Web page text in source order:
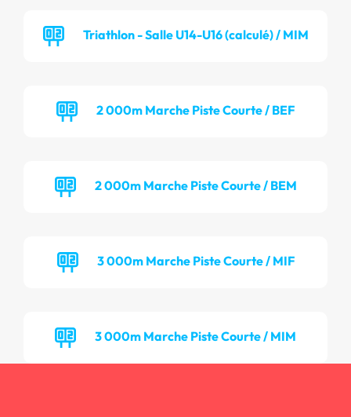
Triathlon - Salle U14-U16 (calculé) / MIM
2 000m Marche Piste Courte / BEF
2 000m Marche Piste Courte / BEM
3 000m Marche Piste Courte / MIF
3 000m Marche Piste Courte / MIM